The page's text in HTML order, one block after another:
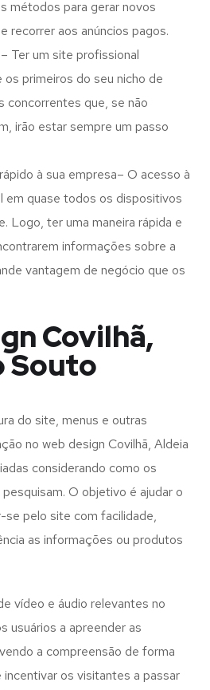
métodos para gerar novos
recorrer aos anúncios pagos.
Ter um site profissional
primeiros do seu nicho de
concorrentes que, se não
irão estar sempre um passo
à sua empresa– O acesso à
em quase todos os dispositivos
Logo, ter uma maneira rápida e
informações sobre a
vantagem de negócio que os
Covilhã,
Souto
do site, menus e outras
no web design Covilhã, Aldeia
considerando como os
O objetivo é ajudar o
se pelo site com facilidade,
as informações ou produtos
vídeo e áudio relevantes no
usuários a apreender as
a compreensão de forma
os visitantes a passar